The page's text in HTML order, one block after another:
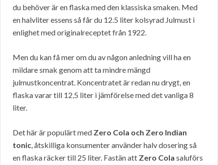
du behöver är en flaska med den klassiska smaken. Med
en halvliter essens så får du 12.5 liter kolsyrad Julmust i
enlighet med originalreceptet från 1922.
Men du kan få mer om du av någon anledning vill ha en
mildare smak genom att ta mindre mängd
julmustkoncentrat. Koncentratet är redan nu drygt, en
flaska varar till 12,5 liter i jämförelse med det vanliga 8
liter.
Det här är populärt med Zero Cola och Zero Indian
tonic, åtskilliga konsumenter använder halv dosering så
en flaska räcker till 25 liter. Fastän att Zero Cola saluförs